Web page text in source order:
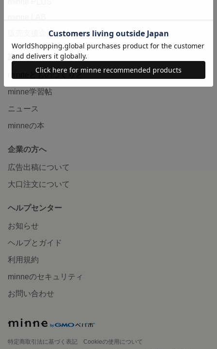
販売支援企画・イベント
読みもの
minneとものづくりと
minne学習帖
ニュース
minneの本
企業の方へ
広告出稿について
大口注文について
ヘルプセンター
お知らせ
ヘルプとガイド
利用規約
minneのセキュリティ
お問い合わせ
特定商取引法に基づく表記
Cookieの使用について